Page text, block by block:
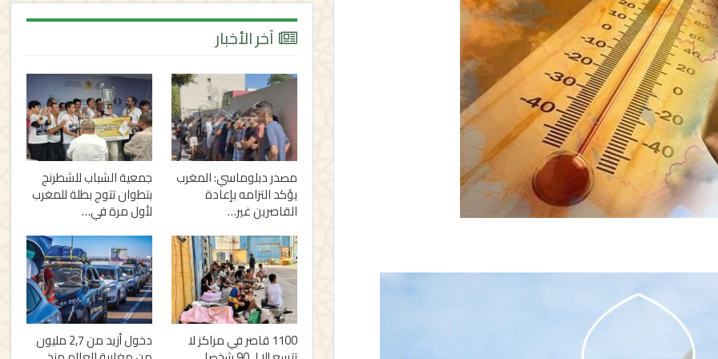
آخر الأخبار
مصدر دبلوماسي: المغرب
يؤكد التزامه بإعادة
القاصرين غير…
جمعية الشباب للشطرنج
بتطوان تتوج بطلة للمغرب
لأول مرة في…
1100 قاصر في مراكز لا دخول أزيد من 2,7 مليون